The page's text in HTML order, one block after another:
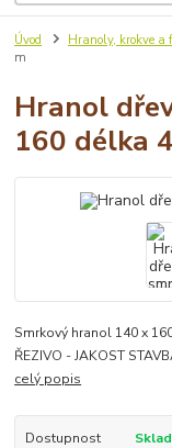
Úvod Hranoly, krokve a
m
Hranol
160 délka
Smrkový hranol 140 x
ŘEZIVO - JAKOST
celý popis
Dostupnost